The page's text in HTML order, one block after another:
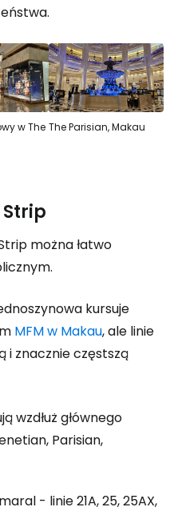
w The The Parisian, Makau
można łatwo
kursuje
MFM w Makau, ale linie
i znacznie częstszą
wzdłuż głównego
Parisian,
- linie 21A, 25, 25AX,